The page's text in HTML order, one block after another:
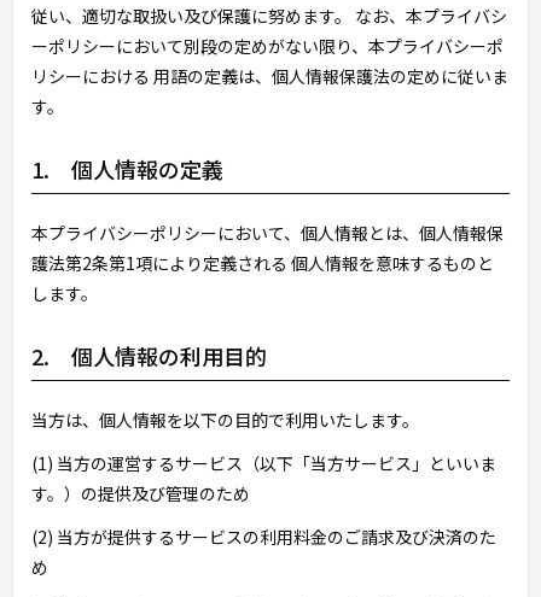
従い、適切な取扱い及び保護に努めます。 なお、本プライバシ
ーポリシーにおいて別段の定めがない限り、本プライバシーポ
リシーにおける 用語の定義は、個人情報保護法の定めに従いま
す。
1. 個人情報の定義
本プライバシーポリシーにおいて、個人情報とは、個人情報保
護法第2条第1項により定義される 個人情報を意味するものと
します。
2. 個人情報の利用目的
当方は、個人情報を以下の目的で利用いたします。
(1) 当方の運営するサービス（以下「当方サービス」といいま
す。）の提供及び管理のため
(2) 当方が提供するサービスの利用料金のご請求及び決済のた
め